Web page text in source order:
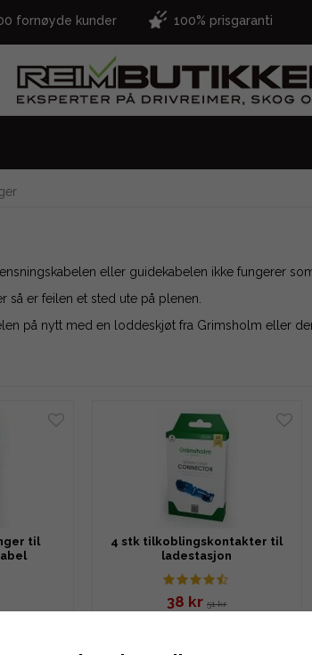
fornøyde kunder 100% prisgaranti
eller guidekabelen ikke fungerer som
så er feilen et sted ute på plenen.
på nytt med en loddeskjøt fra Grimsholm eller
til
4 stk tilkoblingskontakter til
ladestasjon
38 kr 51 kr